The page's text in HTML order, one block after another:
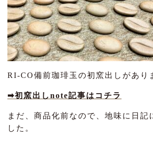
RI-CO備前珈琲玉の初窯出しがあり
➡初窯出しnote記事はコチラ
まだ、商品化前なので、地味に日記
した。